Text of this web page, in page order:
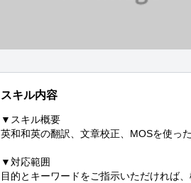
スキル内容
▼スキル概要
英和和英の翻訳、文章校正、MOSを使っ
▼対応範囲
目的とキーワードをご指示いただければ